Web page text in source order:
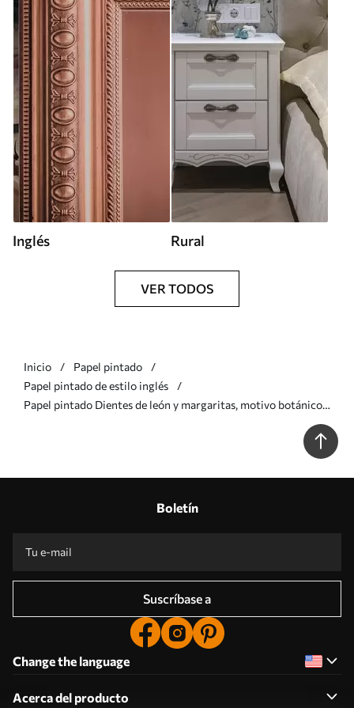
Inglés Rural
VER TODOS
Inicio
Papel pintado
Papel pintado de estilo inglés
Papel pintado Dientes de león y margaritas, motivo botánico
Boletín
Suscríbase a
Change the language
Acerca del producto